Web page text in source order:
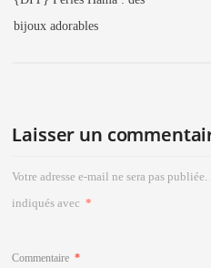
bijoux adorables
Laisser un
Votre adresse e-mail ne sera pas publiée.
indiqués avec *
Commentaire *